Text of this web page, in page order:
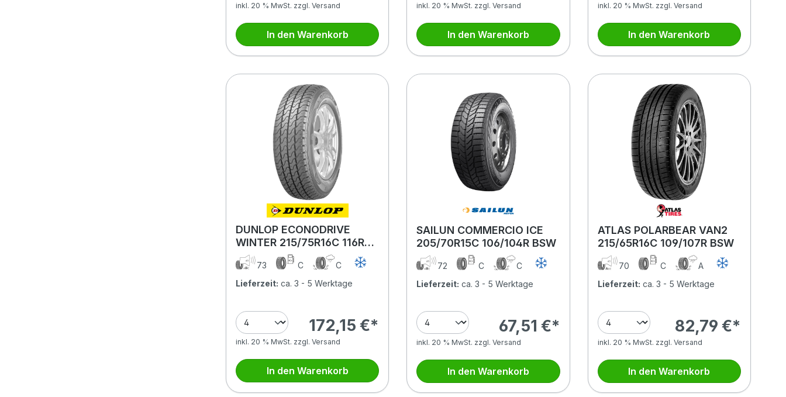
inkl. 20 % MwSt. zzgl. Versand
In den Warenkorb
inkl. 20 % MwSt. zzgl. Versand
In den Warenkorb
inkl. 20 % MwSt. zzgl. Versand
In den Warenkorb
DUNLOP ECONODRIVE
WINTER 215/75R16C 116R
BSW
73 C
C
Lieferzeit: ca. 3 - 5 Werktage
172,15 €*
inkl. 20 % MwSt. zzgl. Versand
In den Warenkorb
SAILUN COMMERCIO ICE
205/70R15C 106/104R BSW
72 C
C
Lieferzeit: ca. 3 - 5 Werktage
67,51 €*
inkl. 20 % MwSt. zzgl. Versand
In den Warenkorb
ATLAS POLARBEAR VAN2
215/65R16C 109/107R BSW
70 C
A
Lieferzeit: ca. 3 - 5 Werktage
82,79 €*
inkl. 20 % MwSt. zzgl. Versand
In den Warenkorb